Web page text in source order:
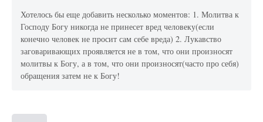
Хотелось бы еще добавить несколько моментов: 1. Молитва к
Господу Богу никогда не принесет вред человеку(если
конечно человек не просит сам себе вреда) 2. Лукавство
заговаривающих проявляется не в том, что они произносят
молитвы к Богу, а в том, что они произносят(часто про себя)
обращения затем не к Богу!